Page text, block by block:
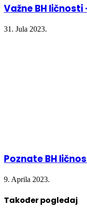
Važne BH
31. Jula 2023.
Poznate BH
9. Aprila 2023.
Također pogledaj